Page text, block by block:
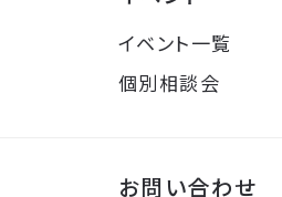
イベント一覧
個別相談会
お問い合わせ